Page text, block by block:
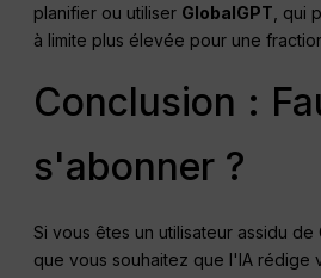
planifier ou utiliser GlobalGPT , qui
à limite plus élevée pour une
Conclusion :
s'abonner ?
Si vous êtes un utilisateur assidu
que vous souhaitez que l'IA rédige